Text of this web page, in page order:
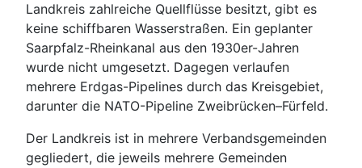
Landkreis zahlreiche Quellflüsse besitzt, gibt es
keine schiffbaren Wasserstraßen. Ein geplanter
Saarpfalz-Rheinkanal aus den 1930er-Jahren
wurde nicht umgesetzt. Dagegen verlaufen
mehrere Erdgas-Pipelines durch das Kreisgebiet,
darunter die NATO-Pipeline Zweibrücken–Fürfeld.
Der Landkreis ist in mehrere Verbandsgemeinden
gegliedert, die jeweils mehrere Gemeinden